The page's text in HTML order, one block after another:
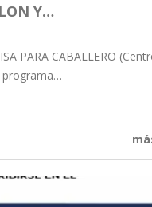
Y…
PARA CABALLERO
programa…